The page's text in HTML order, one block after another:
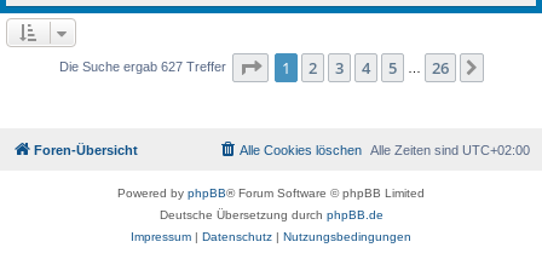
Die Suche ergab 627 Treffer Seite 1von 26
1 2 3 4 5 26
Foren-Übersicht Alle Zeiten sind UTC+02:00
Alle Cookies löschen
Powered by phpBB® Forum Software © phpBB Limited
Deutsche Übersetzung durch phpBB.de
Impressum | Datenschutz | Nutzungsbedingungen